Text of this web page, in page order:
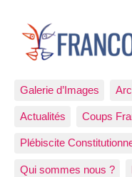
Galerie d’Images
Actualités Coups
Plébiscite
Qui sommes nous ?